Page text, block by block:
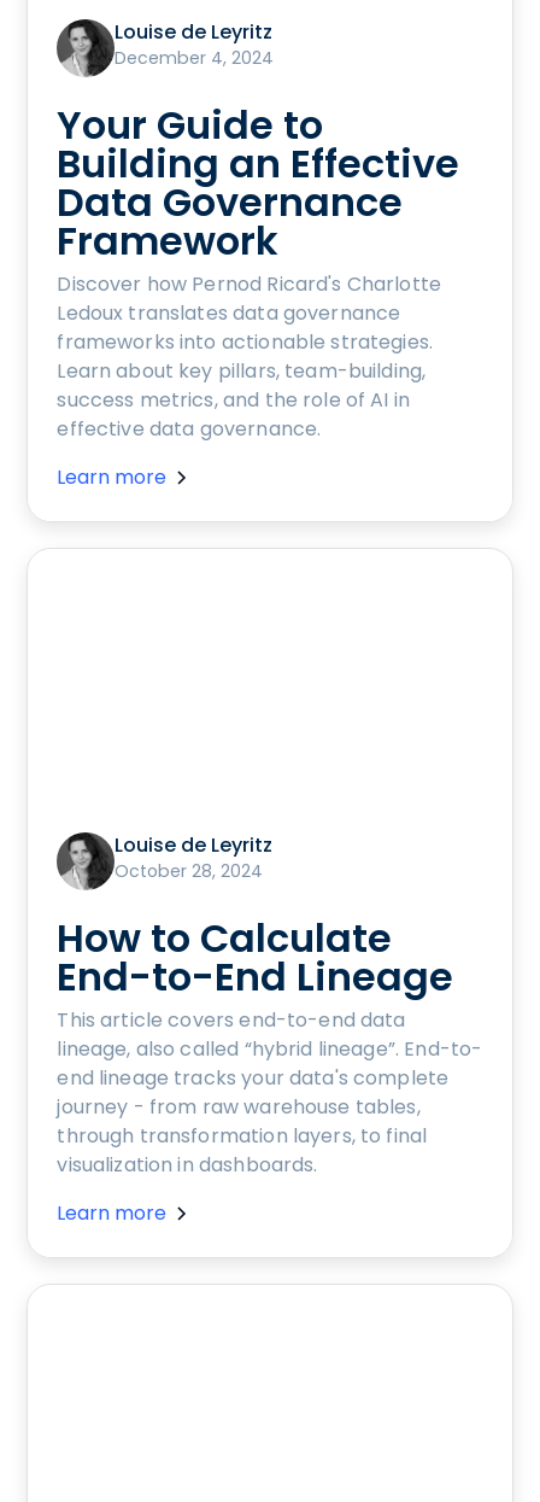
Louise de Leyritz
December 4, 2024
Your Guide to
Building an Effective
Data Governance
Framework
Discover how Pernod Ricard's Charlotte
Ledoux translates data governance
frameworks into actionable strategies.
Learn about key pillars, team-building,
success metrics, and the role of AI in
effective data governance.
Learn more
Louise de Leyritz
October 28, 2024
How to Calculate
End-to-End Lineage
This article covers end-to-end data
lineage, also called “hybrid lineage”. End-to-
end lineage tracks your data's complete
journey - from raw warehouse tables,
through transformation layers, to final
visualization in dashboards.
Learn more